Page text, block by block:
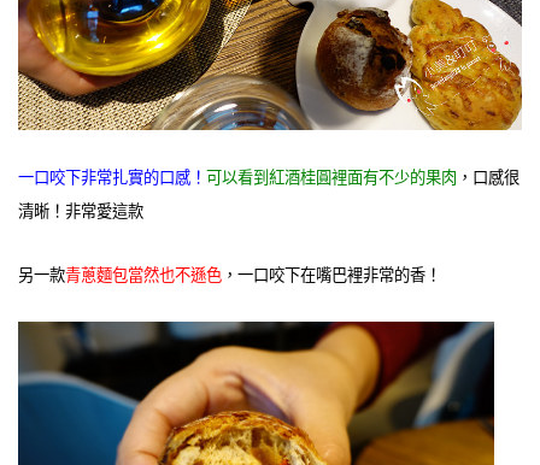
一口咬下非常扎實的口感！ 可以看到紅酒桂圓裡面有不少的果肉 ，口感很
清晰！非常愛這款
另一款青蔥麵包當然也不遜色 ，一口咬下在嘴巴裡非常的香！